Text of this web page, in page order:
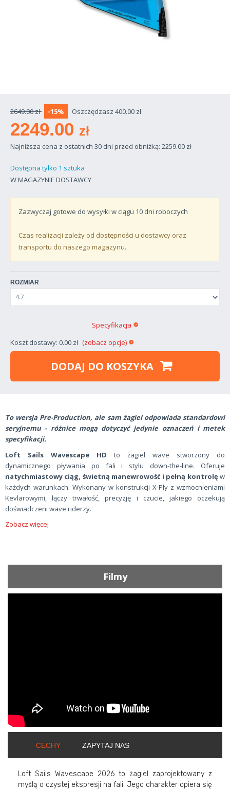
2649.00 zł -15% Oszczędzasz 400.00 zł
2249.00 zł
Najniższa cena z ostatnich 30 dni przed obniżką: 2259.00 zł
Dostępna tylko 1 sztuka
W MAGAZYNIE DOSTAWCY
Zazwyczaj gotowe do wysyłki w ciągu 10 dni roboczych
Czas realizacji zależy od dostępności u dostawcy oraz
transportu do naszego magazynu.
ROZMIAR
Koszt dostawy: 0.00 zł (zobacz opcje)
Specyfikacja
DODAJ DO KOSZYKA
To wersja Pre-Production, ale sam żagiel odpowiada standardowi
seryjnemu - różnice mogą dotyczyć jedynie oznaczeń i metek
specyfikacji.
Loft Sails Wavescape HD to żagiel wave stworzony do
dynamicznego pływania po fali i stylu down-the-line. Oferuje
natychmiastowy ciąg, świetną manewrowość i pełną kontrolę w
każdych warunkach. Wykonany w konstrukcji X-Ply z wzmocnieniami
Kevlarowymi, łączy trwałość, precyzję i czucie, jakiego oczekują
doświadczeni wave riderzy.
Zobacz więcej
Filmy
CECHY ZAPYTAJ NAS
Loft Sails Wavescape 2026 to żagiel zaprojektowany z
myślą o czystej ekspresji na fali. Jego charakter opiera się